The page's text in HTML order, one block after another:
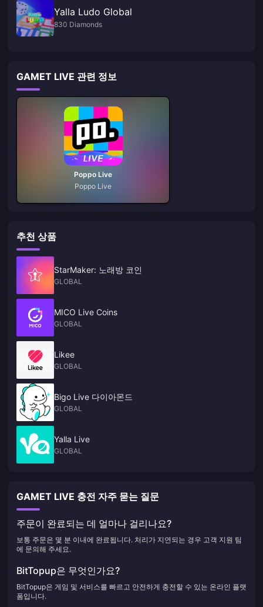
Yalla Ludo Global
830 Diamonds
GAMET LIVE 관련 정보
Poppo Live
Poppo Live
추천 상품
StarMaker: 노래방 코인
GLOBAL
MICO Live Coins
GLOBAL
Likee
GLOBAL
Bigo Live 다이아몬드
GLOBAL
Yalla Live
GLOBAL
GAMET LIVE 충전 자주 묻는 질문
주문이 완료되는 데 얼마나 걸리나요?
보통 주문은 몇 분 이내에 완료됩니다. 처리가 지연되는 경우 고객 지원 팀
에 문의해 주세요.
BitTopup은 무엇인가요?
BitTopup은 게임 및 서비스를 빠르고 안전하게 충전할 수 있는 온라인 플랫
폼입니다.